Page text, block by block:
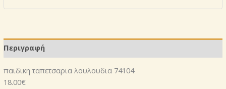
Περιγραφή
παιδικη ταπετσαρια λουλουδια 74104
18.00€